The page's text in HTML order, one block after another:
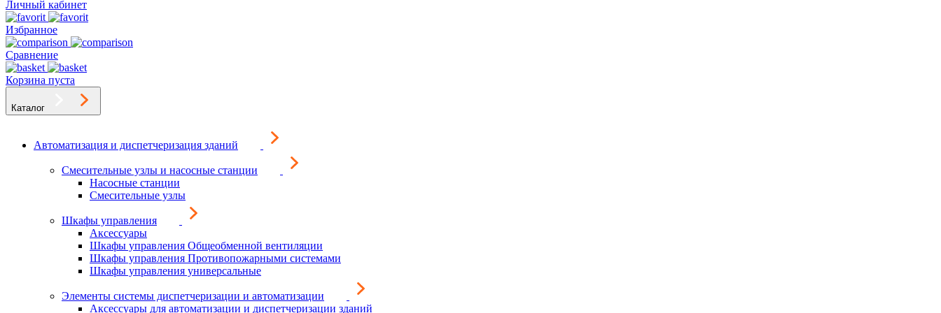
Личный кабинет
Избранное
Сравнение
Корзина пуста
Каталог
Автоматизация и диспетчеризация зданий
Смесительные узлы и насосные станции
Насосные станции
Смесительные узлы
Шкафы управления
Аксессуары
Шкафы управления Общеобменной вентиляции
Шкафы управления Противопожарными системами
Шкафы управления универсальные
Элементы системы диспетчеризации и автоматизации
Аксессуары для автоматизации и диспетчеризации зданий